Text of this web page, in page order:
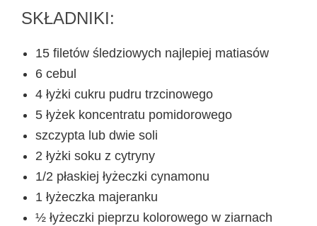
SKŁADNIKI:
15 filetów śledziowych najlepiej matiasów
6 cebul
4 łyżki cukru pudru trzcinowego
5 łyżek koncentratu pomidorowego
szczypta lub dwie soli
2 łyżki soku z cytryny
1/2 płaskiej łyżeczki cynamonu
1 łyżeczka majeranku
½ łyżeczki pieprzu kolorowego w ziarnach